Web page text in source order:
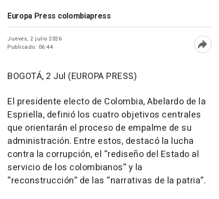
Europa Press colombiapress
Jueves, 2 julio 2026
Publicado: 06:44
BOGOTÁ, 2 Jul (EUROPA PRESS)
El presidente electo de Colombia, Abelardo de la
Espriella, definió los cuatro objetivos centrales
que orientarán el proceso de empalme de su
administración. Entre estos, destacó la lucha
contra la corrupción, el “rediseño del Estado al
servicio de los colombianos” y la
“reconstrucción” de las “narrativas de la patria”.